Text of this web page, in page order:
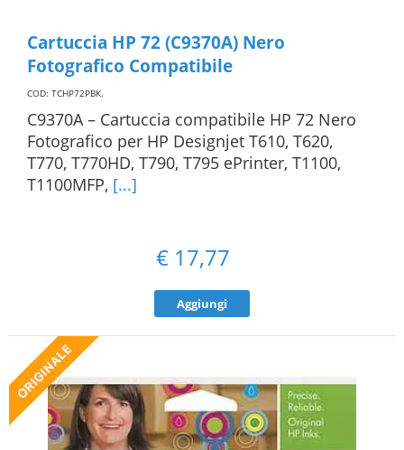
Cartuccia HP 72 (C9370A) Nero
Fotografico Compatibile
COD: TCHP72PBK.
C9370A – Cartuccia compatibile HP 72 Nero
Fotografico per HP Designjet T610, T620,
T770, T770HD, T790, T795 ePrinter, T1100,
T1100MFP, [...]
€ 17,77
Aggiungi